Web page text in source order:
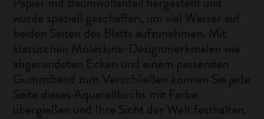
wurde speziell geschaffen, um viel Wasser auf
beiden Seiten des Blatts aufzunehmen. Mit
klassischen Moleskine-Designmerkmalen wie
abgerundeten Ecken und einem passenden
Gummiband zum Verschließen können Sie jede
Seite dieses Aquarellbuchs mit Farbe
übergießen und Ihre Sicht der Welt festhalten.